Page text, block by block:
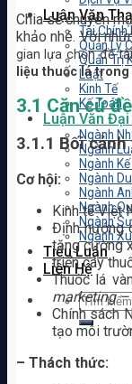
Luận Văn
Tài Chính
Quản Lý
Quản Trị
Luật
Kinh Tế
Kế Toán
Luận Văn
Ngành
Ngành
Ngành
Ngành
Ngành
Ngành
Ngành
Ngành
Tiểu Luận
Liên Hệ
Chia sẻ chuyên
khảo nhé. Với
gian lựa chọn đề
liệu thuốc lá
3.1 Căn cứ
3.1.1 Bối
Cơ hội:
Kinh tế Việt
Định hướng
tăng cường
triển cây
Thuốc lá
marketing
Chính sách
tạo môi
– Thách thức: